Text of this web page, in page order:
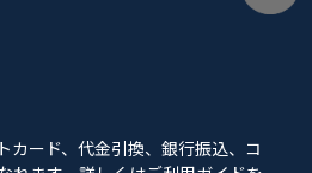
ード、代金引換、銀行振込、コ